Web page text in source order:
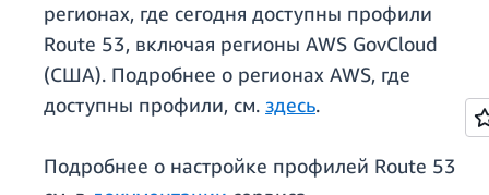
регионах, где сегодня доступны профили
Route 53, включая регионы AWS GovCloud
(США). Подробнее о регионах AWS, где
доступны профили, см. здесь.
Подробнее о настройке профилей Route 53